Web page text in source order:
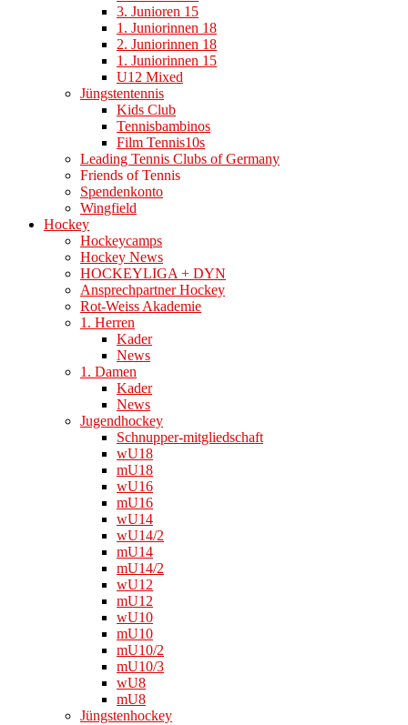
3. Junioren 15
1. Juniorinnen 18
2. Juniorinnen 18
1. Juniorinnen 15
U12 Mixed
Jüngstentennis
Kids Club
Tennisbambinos
Film Tennis10s
Leading Tennis Clubs of Germany
Friends of Tennis
Spendenkonto
Wingfield
Hockey
Hockeycamps
Hockey News
HOCKEYLIGA + DYN
Ansprechpartner Hockey
Rot-Weiss Akademie
1. Herren
Kader
News
1. Damen
Kader
News
Jugendhockey
Schnupper-mitgliedschaft
wU18
mU18
wU16
mU16
wU14
wU14/2
mU14
mU14/2
wU12
mU12
wU10
mU10
mU10/2
mU10/3
wU8
mU8
Jüngstenhockey